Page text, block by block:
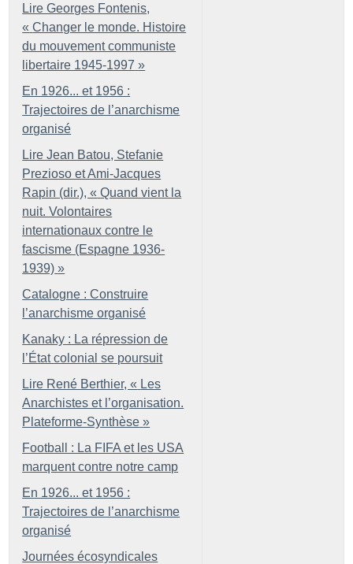
Lire Georges Fontenis,
« Changer le monde. Histoire
du mouvement communiste
libertaire 1945-1997 »
En 1926... et 1956 :
Trajectoires de l’anarchisme
organisé
Lire Jean Batou, Stefanie
Prezioso et Ami-Jacques
Rapin (dir.), « Quand vient la
nuit. Volontaires
internationaux contre le
fascisme (Espagne 1936-
1939) »
Catalogne : Construire
l’anarchisme organisé
Kanaky : La répression de
l’État colonial se poursuit
Lire René Berthier, « Les
Anarchistes et l’organisation.
Plateforme-Synthèse »
Football : La FIFA et les USA
marquent contre notre camp
En 1926... et 1956 :
Trajectoires de l’anarchisme
organisé
Journées écosyndicales